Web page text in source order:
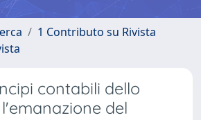
1 Contributo su Rivista
contabili dello
l'emanazione del